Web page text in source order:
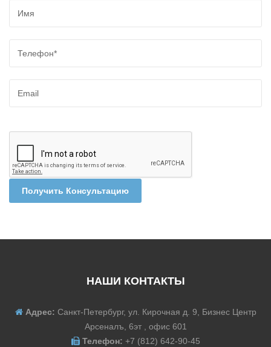
Получить Консультацию
НАШИ КОНТАКТЫ
Адрес: Санкт-Петербург, ул. Кирочная д. 9, Бизнес Центр
Арсеналъ, 6эт , офис 601
Телефон: +7 (812) 642-90-45